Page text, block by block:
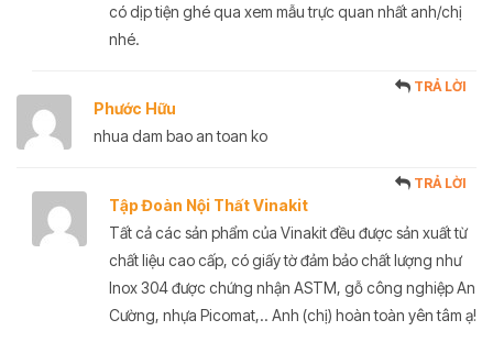
có dịp tiện ghé qua xem mẫu trực quan nhất anh/chị
nhé.
Phước Hữu
TRẢ LỜI
nhua dam bao an toan ko
Tập Đoàn Nội Thất Vinakit
TRẢ LỜI
Tất cả các sản phẩm của Vinakit đều được sản xuất từ
chất liệu cao cấp, có giấy tờ đảm bảo chất lượng như
Inox 304 được chứng nhận ASTM, gỗ công nghiệp An
Cường, nhựa Picomat,.. Anh (chị) hoàn toàn yên tâm ạ!